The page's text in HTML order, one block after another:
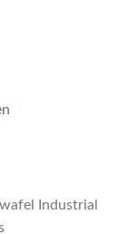
Industrial